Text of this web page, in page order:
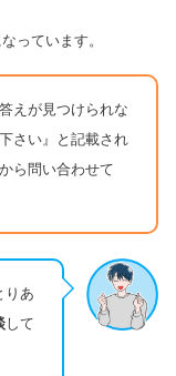
っています。
えが見つけられな
さい』と記載され
ら問い合わせて
りあ
して